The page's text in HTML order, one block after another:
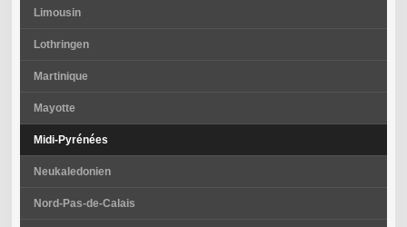
Limousin
Lothringen
Martinique
Mayotte
Midi-Pyrénées
Neukaledonien
Nord-Pas-de-Calais